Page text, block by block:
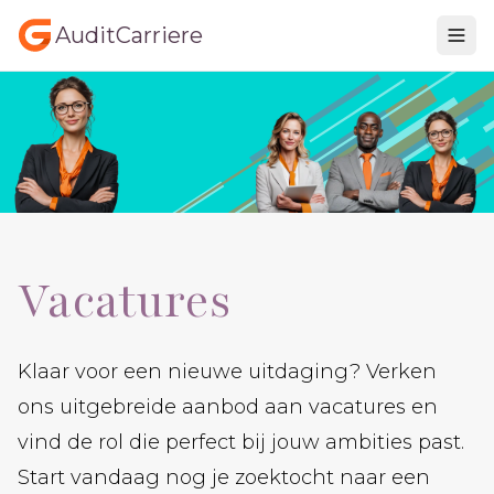
AuditCarriere
Vacatures
Klaar voor een nieuwe uitdaging? Verken
ons uitgebreide aanbod aan vacatures en
vind de rol die perfect bij jouw ambities past.
Start vandaag nog je zoektocht naar een